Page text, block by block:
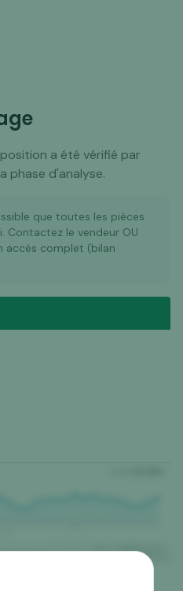
a été vérifié par
phase d'analyse.
que toutes les pièces
Contactez le vendeur OU
accès complet (bilan